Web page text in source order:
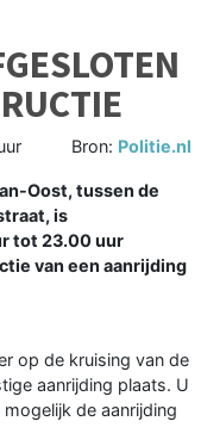
Bron: Politie.nl
Oost, tussen de
is
tot 23.00 uur
van een aanrijding
op de kruising van de
aanrijding plaats. U
de aanrijding